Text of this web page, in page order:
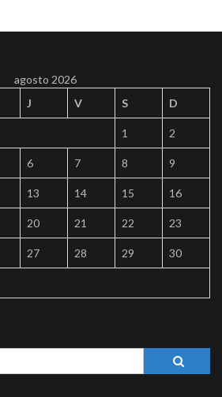
agosto 2026
J V S D
1 2
6 7 8 9
13 14 15 16
20 21 22 23
27 28 29 30